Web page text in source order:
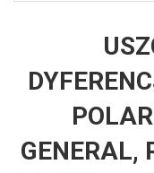
GENERAL,